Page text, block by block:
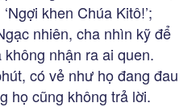
khen Chúa Kitô!’;
nhiên, cha nhìn kỹ để
nhận ra ai quen.
có vẻ như họ đang đau
họ cũng không trả lời.